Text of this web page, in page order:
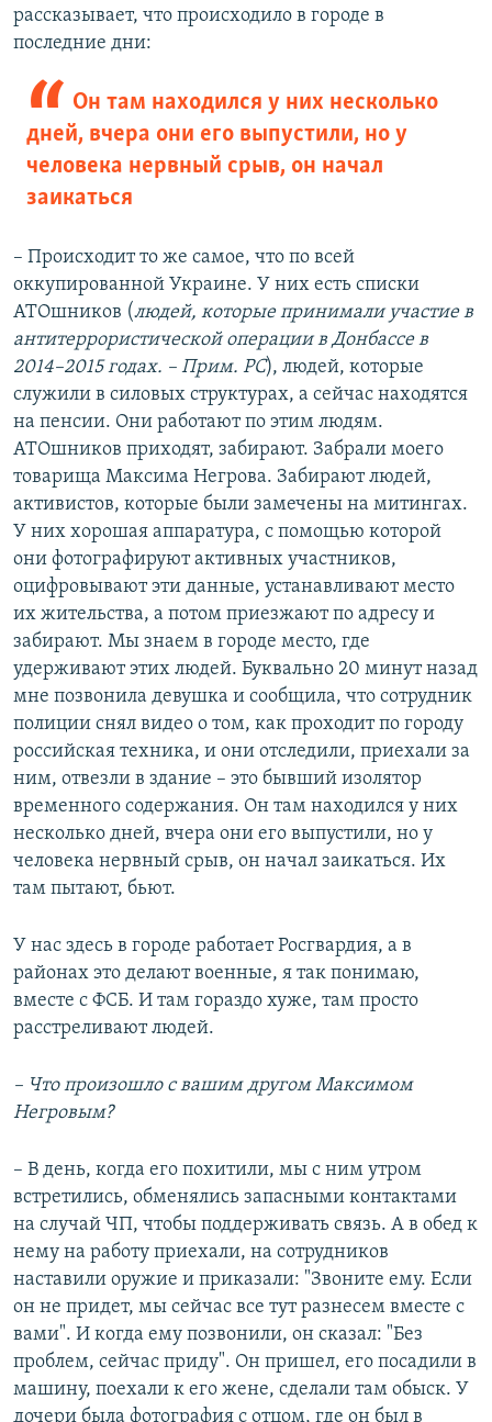
рассказывает, что происходило в городе в
последние дни:
Он там находился у них несколько
дней, вчера они его выпустили, но у
человека нервный срыв, он начал
заикаться
– Происходит то же самое, что по всей
оккупированной Украине. У них есть списки
АТОшников (людей, которые принимали участие в
антитеррористической операции в Донбассе в
2014–2015 годах. – Прим. РС), людей, которые
служили в силовых структурах, а сейчас находятся
на пенсии. Они работают по этим людям.
АТОшников приходят, забирают. Забрали моего
товарища Максима Негрова. Забирают людей,
активистов, которые были замечены на митингах.
У них хорошая аппаратура, с помощью которой
они фотографируют активных участников,
оцифровывают эти данные, устанавливают место
их жительства, а потом приезжают по адресу и
забирают. Мы знаем в городе место, где
удерживают этих людей. Буквально 20 минут назад
мне позвонила девушка и сообщила, что сотрудник
полиции снял видео о том, как проходит по городу
российская техника, и они отследили, приехали за
ним, отвезли в здание – это бывший изолятор
временного содержания. Он там находился у них
несколько дней, вчера они его выпустили, но у
человека нервный срыв, он начал заикаться. Их
там пытают, бьют.
У нас здесь в городе работает Росгвардия, а в
районах это делают военные, я так понимаю,
вместе с ФСБ. И там гораздо хуже, там просто
расстреливают людей.
– Что произошло с вашим другом Максимом
Негровым?
– В день, когда его похитили, мы с ним утром
встретились, обменялись запасными контактами
на случай ЧП, чтобы поддерживать связь. А в обед к
нему на работу приехали, на сотрудников
наставили оружие и приказали: "Звоните ему. Если
он не придет, мы сейчас все тут разнесем вместе с
вами". И когда ему позвонили, он сказал: "Без
проблем, сейчас приду". Он пришел, его посадили в
машину, поехали к его жене, сделали там обыск. У
дочери была фотография с отцом, где он был в